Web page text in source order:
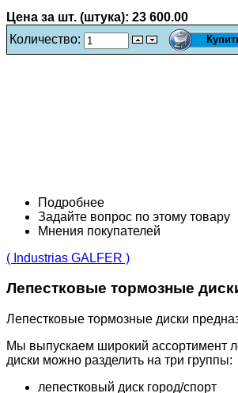
Цена за шт. (штука): 23 600.00
Количество:
Подробнее
Задайте вопрос по этому товару
Мнения покупателей
( Industrias GALFER )
Лепестковые тормозные
Лепестковые тормозные диски
Мы выпускаем широкий ассортимент
диски можно разделить на три группы:
лепестковый диск город/спорт